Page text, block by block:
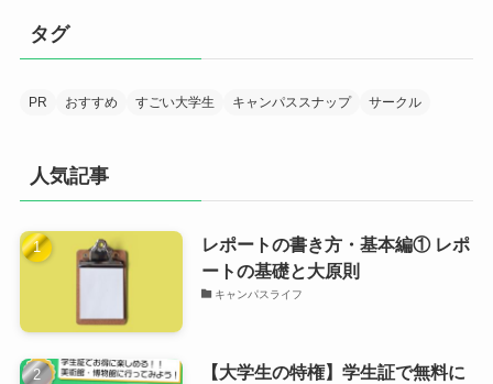
タグ
PR おすすめ すごい大学生 キャンパススナップ サークル
人気記事
レポートの書き方・基本編① レポ
ートの基礎と大原則
キャンパスライフ
【大学生の特権】学生証で無料に